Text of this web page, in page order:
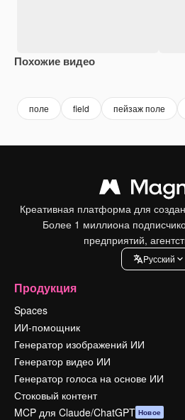
Похожие видео
поле field пейзаж поле
Креативная платформа для
Более 1 миллиона
предприятий,
Pусский
Продукция
Spaces
ИИ-помощник
Генератор изображений ИИ
Генератор видео ИИ
Генератор голоса на основе ИИ
Стоковый контент
MCP для Claude/ChatGPT Новое